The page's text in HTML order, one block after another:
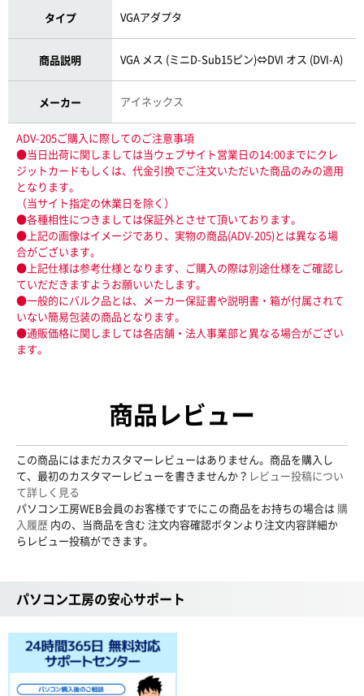
タイプ VGAアダプタ
商品説明 VGA メス (ミニD-Sub15ピン)⇔DVI オス (DVI-A)
メーカー アイネックス
ADV-205ご購入に際してのご注意事項
●当日出荷に関しましては当ウェブサイト営業日の14:00までにクレ
ジットカードもしくは、代金引換でご注文いただいた商品のみの適用
となります。
（当サイト指定の休業日を除く）
●各種相性につきましては保証外とさせて頂いております。
●上記の画像はイメージであり、実物の商品(ADV-205)とは異なる場
合がございます。
●上記仕様は参考仕様となります、ご購入の際は別途仕様をご確認し
ていだだきますようお願いいたします。
●一般的にバルク品とは、メーカー保証書や説明書・箱が付属されて
いない簡易包装の商品となります。
●通販価格に関しましては各店舗・法人事業部と異なる場合がござい
ます。
商品レビュー
この商品にはまだカスタマーレビューはありません。商品を購入し
て、最初のカスタマーレビューを書きませんか？ レビュー投稿につい
て詳しく見る
パソコン工房WEB会員のお客様ですでにこの商品をお持ちの場合は 購
入履歴 内の、当商品を含む 注文内容確認ボタンより注文内容詳細か
らレビュー投稿ができます。
パソコン工房の安心サポート